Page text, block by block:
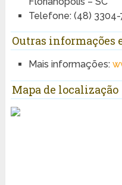
Telefone: (48)
Outras informações
Mais informações:
Mapa de localização